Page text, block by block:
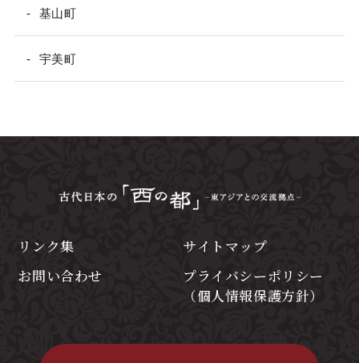
基山町
宇美町
リンク集
サイトマップ
お問い合わせ
プライバシーポリシー
（個人情報保護方針）